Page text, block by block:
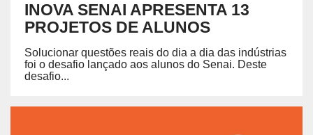
INOVA SENAI APRESENTA 13
PROJETOS DE ALUNOS
Solucionar questões reais do dia a dia das indústrias
foi o desafio lançado aos alunos do Senai. Deste
desafio...